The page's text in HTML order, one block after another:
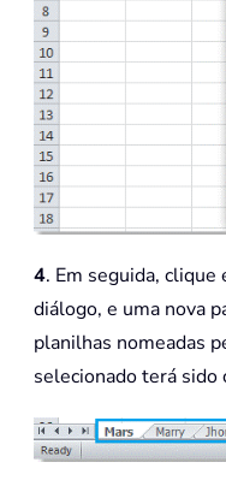
4. Em seguida, clique
diálogo, e uma nova
planilhas nomeadas
selecionado terá sido